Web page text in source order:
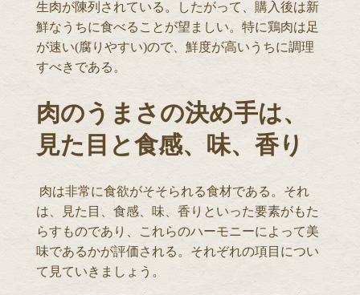
生肉が陳列されている。したがって、購入後は新
鮮なうちに食べることが望ましい。特に鶏肉は足
が速い(腐りやすい)ので、鮮度が高いうちに調理
すべきである。
肉のうまさの決め手は、
見た目と食感、味、香り
肉は非常に食欲がそそられる食材である。それ
は、見た目、食感、味、香りといった要素がもた
らすものであり、これらのハーモニーによって美
味であるかが評価される。それぞれの項目につい
て見ていきましょう。